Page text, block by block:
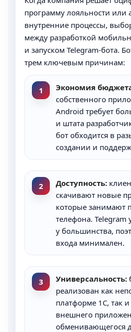
программу лояльности или
внутренние процессы,
между разработкой
и запуском Telegram-бота.
трем ключевым причинам:
1 Экономия
собственного
Android требует
и штата
бот обходится в
создании и
2 Доступность:
скачивают новые
которые занимают
телефона. Telegram
у большинства,
входа минимален.
3 Универсальность:
реализован как
платформе 1С, так
внешнего
обменивающегося